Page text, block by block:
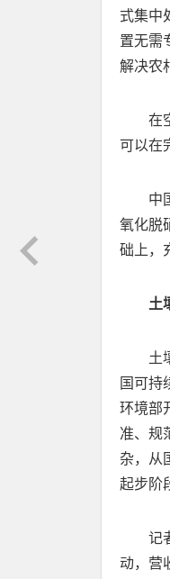
式集中
置无需
解决农
在
可以在
中
氧化脱
础上，
土
土
国可持
环境部
准、规
杂，从
起步阶
记
动，营